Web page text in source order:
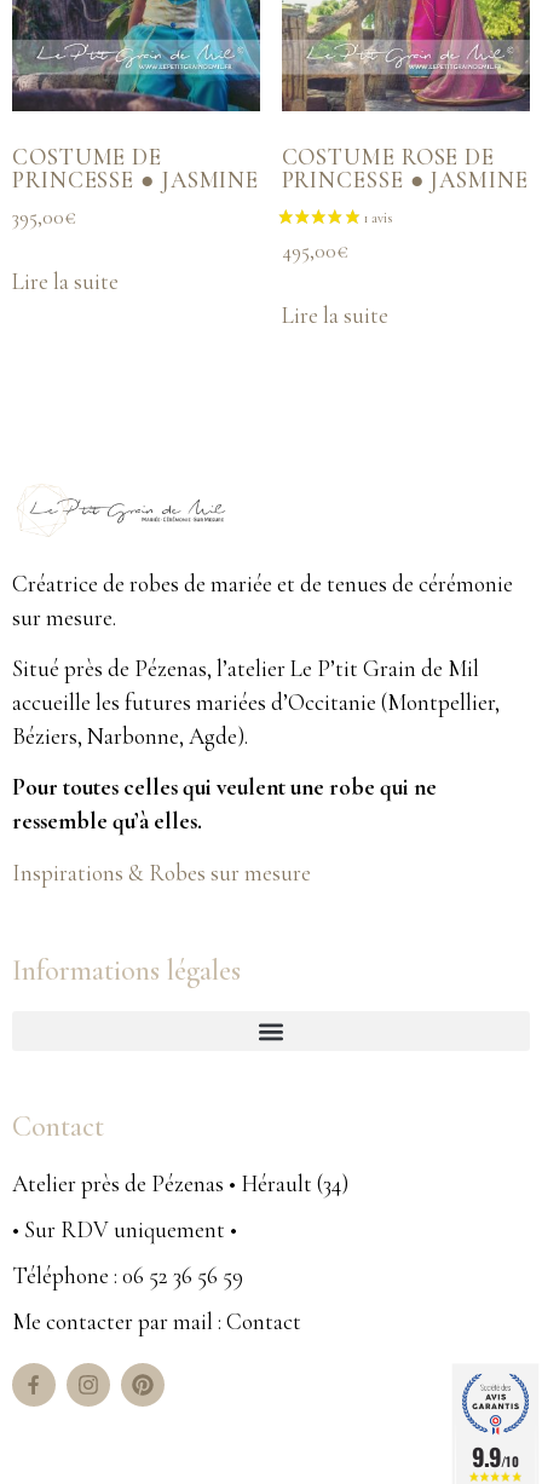
COSTUME DE
PRINCESSE ● JASMINE
395,00€
Lire la suite
COSTUME ROSE DE
PRINCESSE ● JASMINE
495,00€
Lire la suite
Créatrice de robes de mariée et de tenues de cérémonie
sur mesure.
Situé près de Pézenas, l’atelier Le P’tit Grain de Mil
accueille les futures mariées d’Occitanie (Montpellier,
Béziers, Narbonne, Agde).
Pour toutes celles qui veulent une robe qui ne
ressemble qu’à elles.
Inspirations & Robes sur mesure
Informations légales
Contact
Atelier près de Pézenas • Hérault (34)
• Sur RDV uniquement •
Téléphone : 06 52 36 56 59
Me contacter par mail : Contact
9.9/10